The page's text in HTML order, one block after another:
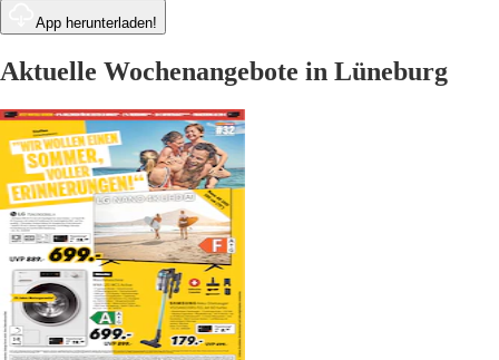
App herunterladen!
Aktuelle Wochenangebote in Lüneburg